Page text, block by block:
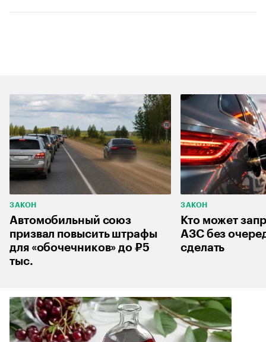
ЗАКОН
Автомобильный союз
призвал повысить штрафы
для «обочечников» до ₽5
тыс.
ЗАКОН
Кто может
АЗС без
сделать